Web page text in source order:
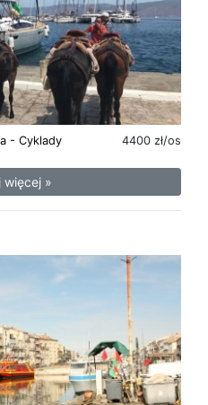
4400 zł/os
- Cyklady
więcej »